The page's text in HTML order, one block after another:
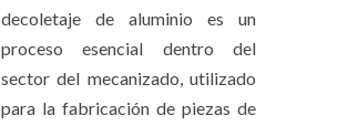
decoletaje de aluminio es un
proceso esencial dentro del
sector del mecanizado, utilizado
para la fabricación de piezas de